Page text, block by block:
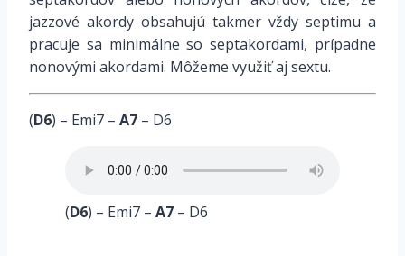
jazzové akordy obsahujú takmer vždy septimu a
pracuje sa minimálne so septakordami, prípadne
nonovými akordami. Môžeme využiť aj sextu.
(D6) – Emi7 – A7 – D6
(D6) – Emi7 – A7 – D6